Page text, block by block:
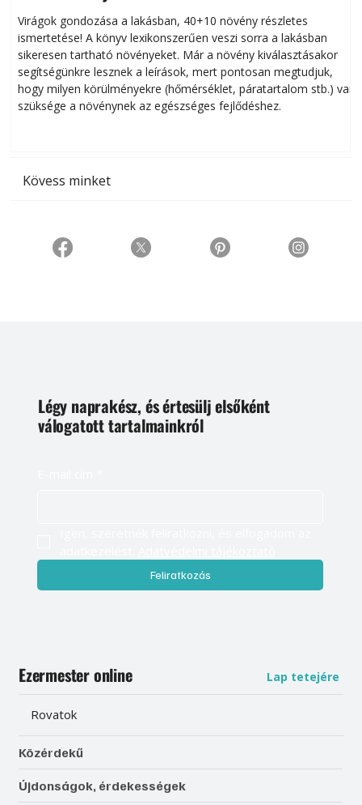
Virágok gondozása a lakásban, 40+10 növény részletes
ismertetése! A könyv lexikonszerűen veszi sorra a lakásban
sikeresen tart­ha­tó növényeket. Már a növény kiválasztásakor
segítségünkre lesznek a leírások, mert pontosan megtudjuk,
hogy milyen körülményekre (hőmérséklet, páratartalom stb.) van
szüksége a növénynek az egészséges fejlődéshez.
Kövess minket
Légy naprakész, és értesülj elsőként
válogatott tartalmainkról
Feliratkozás
Ezermester online Lap tetejére
Rovatok
Közérdekű
Újdonságok, érdekességek